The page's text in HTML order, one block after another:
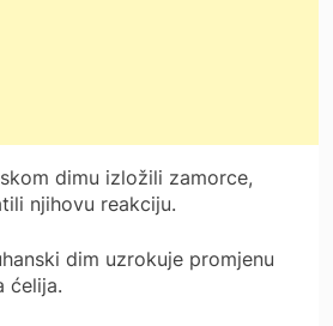
dimu izložili zamorce,
njihovu reakciju.
dim uzrokuje promjenu
ćelija.